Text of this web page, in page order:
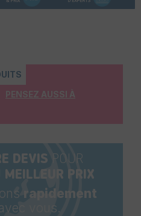
PENSEZ AUSSI À
DEVIS POUR
MEILLEUR PRIX
rapidement
vous.